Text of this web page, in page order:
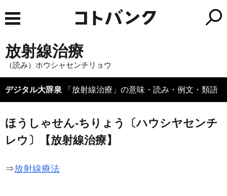
放射線治療
（読み）ホウシャセンチリョウ
デジタル大辞泉 「放射線治療」の意味・読み・例文・類語
ほうしゃせん‐ちりょう〔ハウシヤセンチ
レウ〕【放射線治療】
⇒放射線療法